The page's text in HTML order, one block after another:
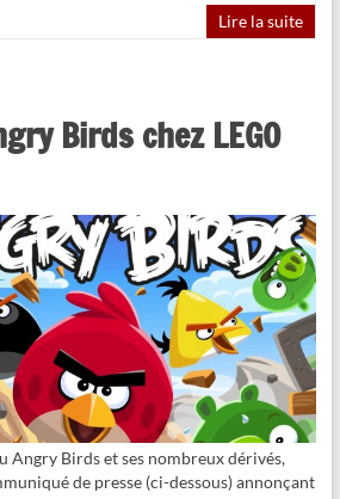
Lire la suite
Birds chez LEGO
Angry Birds et ses nombreux dérivés,
de presse (ci-dessous) annonçant